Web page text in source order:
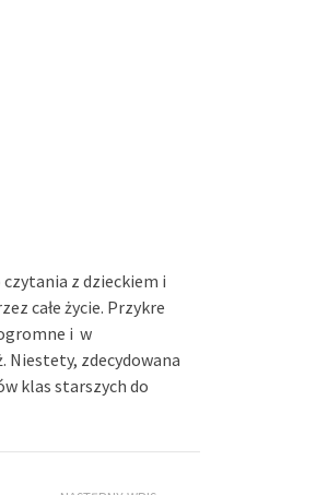
z dzieckiem i
całe życie. Przykre
i w
Niestety, zdecydowana
klas starszych do